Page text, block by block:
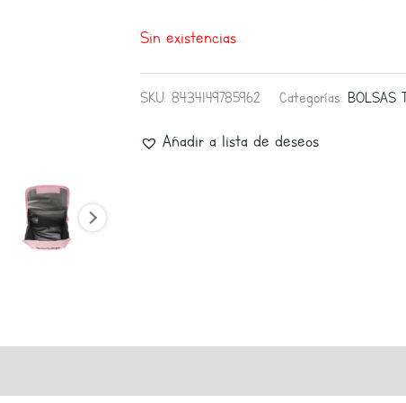
Sin existencias
SKU: 8434149785962 Categorías: BOLSAS
Añadir a lista de deseos